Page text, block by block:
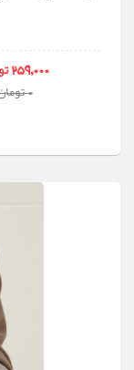
259,000 تومان
0 تومان